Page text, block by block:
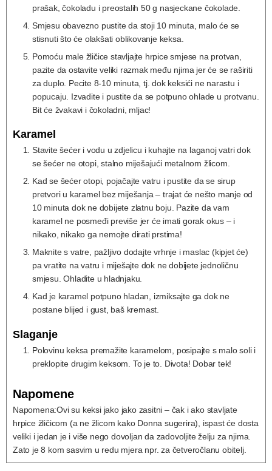
prašak, čokoladu i preostalih 50 g nasjeckane čokolade.
Smjesu obavezno pustite da stoji 10 minuta, malo će se
stisnuti što će olakšati oblikovanje keksa.
Pomoću male žličice stavljajte hrpice smjese na protvan,
pazite da ostavite veliki razmak među njima jer će se raširiti
za duplo. Pecite 8-10 minuta, tj. dok keksići ne narastu i
popucaju. Izvadite i pustite da se potpuno ohlade u protvanu.
Bit će žvakavi i čokoladni, mljac!
Karamel
Stavite šećer i vodu u zdjelicu i kuhajte na laganoj vatri dok
se šećer ne otopi, stalno miješajući metalnom žlicom.
Kad se šećer otopi, pojačajte vatru i pustite da se sirup
pretvori u karamel bez miješanja – trajat će nešto manje od
10 minuta dok ne dobijete zlatnu boju. Pazite da vam
karamel ne posmeđi previše jer će imati gorak okus – i
nikako, nikako ga nemojte dirati prstima!
Maknite s vatre, pažljivo dodajte vrhnje i maslac (kipjet će)
pa vratite na vatru i miješajte dok ne dobijete jednoličnu
smjesu. Ohladite u hladnjaku.
Kad je karamel potpuno hladan, izmiksajte ga dok ne
postane blijed i gust, baš kremast.
Slaganje
Polovinu keksa premažite karamelom, posipajte s malo soli i
preklopite drugim keksom. To je to. Divota! Dobar tek!
Napomene
Napomena:Ovi su keksi jako jako zasitni – čak i ako stavljate
hrpice žličicom (a ne žlicom kako Donna sugerira), ispast će dosta
veliki i jedan je i više nego dovoljan da zadovoljite želju za njima.
Zato je 8 kom sasvim u redu mjera npr. za četveročlanu obitelj.